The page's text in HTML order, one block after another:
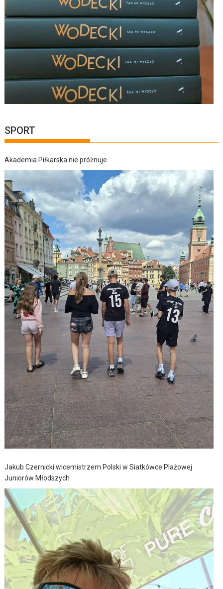
SPORT
Akademia Piłkarska nie próżnuje
Jakub Czernicki wicemistrzem Polski w Siatkówce Plażowej
Juniorów Młodszych